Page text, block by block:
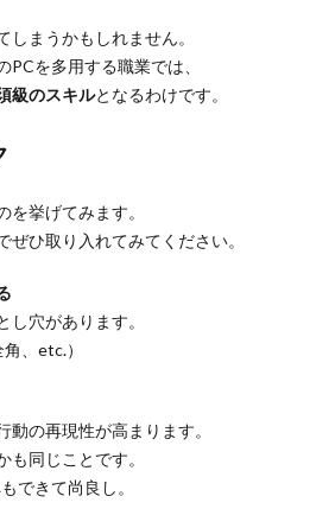
まうかもしれません。
を多用する職業では、
級のスキルとなるわけです。
挙げてみます。
ひ取り入れてみてください。
し穴があります。
、etc.）
の再現性が高まります。
同じことです。
できて尚良し。